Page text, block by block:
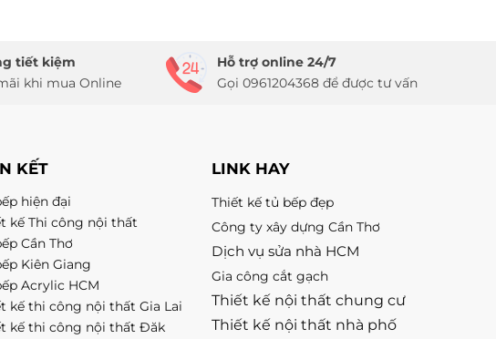
tiết kiệm
khi mua Online
Hỗ trợ online 24/7
Gọi 0961204368 để được tư vấn
KẾT
hiện đại
kế Thi công nội thất
Cần Thơ
Kiên Giang
Acrylic HCM
kế thi công nội thất Gia Lai
kế thi công nội thất Đăk
LINK HAY
Thiết kế tủ bếp đẹp
Công ty xây dựng Cần Thơ
Dịch vụ sửa nhà HCM
Gia công cắt gạch
Thiết kế nội thất chung cư
Thiết kế nội thất nhà phố